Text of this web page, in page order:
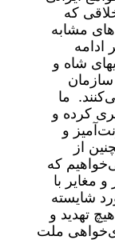
که
مشابه
شاه و
سازمان
ما
کرده و
و
از
که
مغایر با
شایسته
تهدید و
ملت